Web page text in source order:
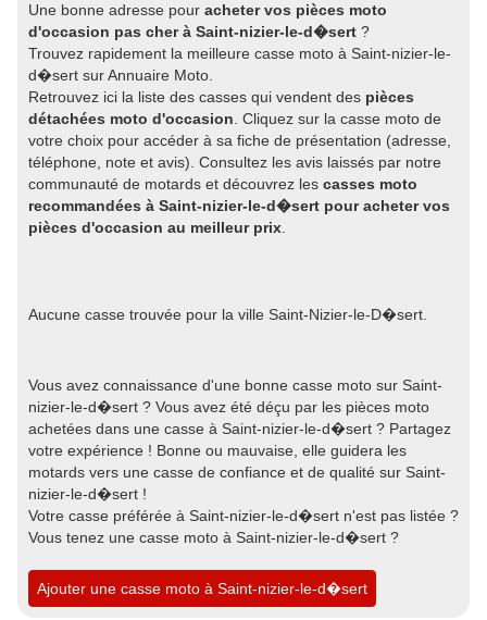
Une bonne adresse pour acheter vos pièces moto
d'occasion pas cher à Saint-nizier-le-d�sert ?
Trouvez rapidement la meilleure casse moto à Saint-nizier-le-
d�sert sur Annuaire Moto.
Retrouvez ici la liste des casses qui vendent des pièces
détachées moto d'occasion . Cliquez sur la casse moto de
votre choix pour accéder à sa fiche de présentation (adresse,
téléphone, note et avis). Consultez les avis laissés par notre
communauté de motards et découvrez les casses moto
recommandées à Saint-nizier-le-d�sert pour acheter vos
pièces d'occasion au meilleur prix
Aucune casse trouvée pour la ville Saint-Nizier-le-D�sert.
Vous avez connaissance d'une bonne casse moto sur Saint-
nizier-le-d�sert ? Vous avez été déçu par les pièces moto
achetées dans une casse à Saint-nizier-le-d�sert ? Partagez
votre expérience ! Bonne ou mauvaise, elle guidera les
motards vers une casse de confiance et de qualité sur Saint-
nizier-le-d�sert !
Votre casse préférée à Saint-nizier-le-d�sert n'est pas listée ?
Vous tenez une casse moto à Saint-nizier-le-d�sert ?
Ajouter une casse moto à Saint-nizier-le-d�sert